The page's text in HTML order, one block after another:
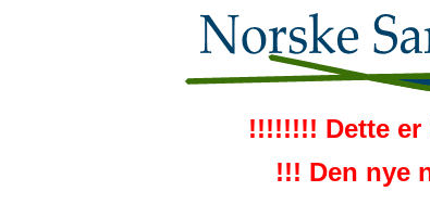
!!!!!!!! Dette er
!!! Den nye